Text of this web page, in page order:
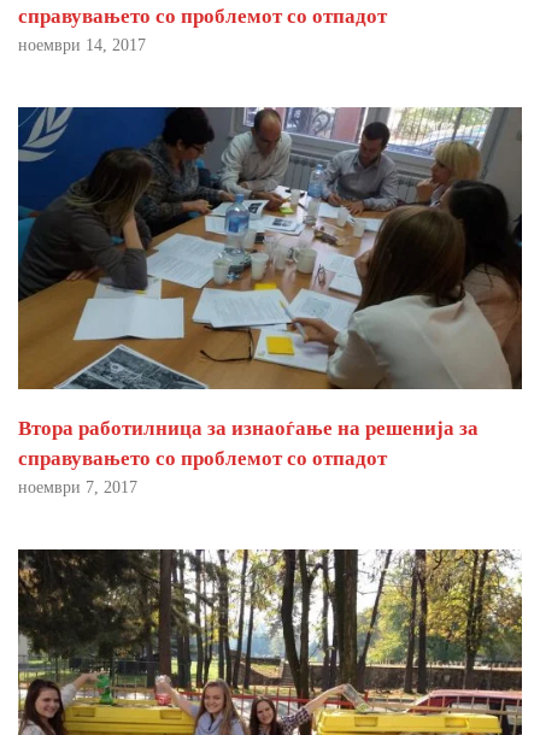
справувањето со проблемот со отпадот
ноември 14, 2017
Втора работилница за изнаоѓање на решенија за
справувањето со проблемот со отпадот
ноември 7, 2017